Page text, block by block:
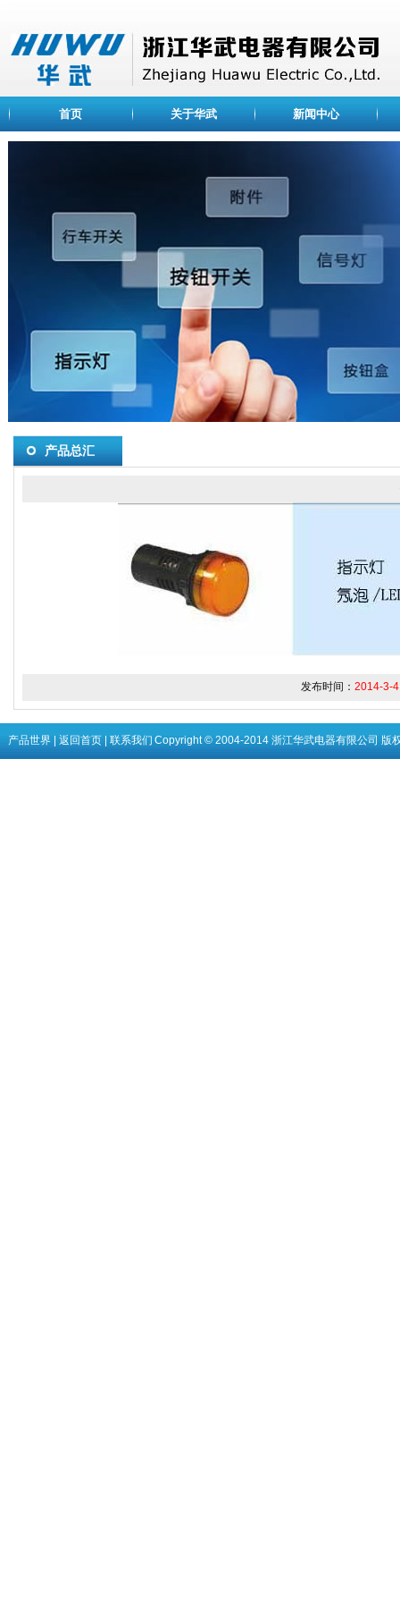
首页 关于华武 新闻中心
是一家专业设计、开发
关、信号灯、光电元件等
产品总汇
发布时间： 2014-3-
产品世界| 返回首页| 联系我们 Copyright © 2004-2014 浙江华武电器有限公司 版